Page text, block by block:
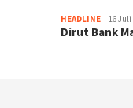
HEADLINE 16 Juli
Dirut Bank